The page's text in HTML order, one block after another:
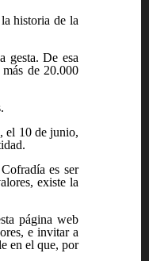
historia de la
gesta. De esa
de 20.000
el 10 de junio,
es ser
existe la
página web
e invitar a
en el que, por